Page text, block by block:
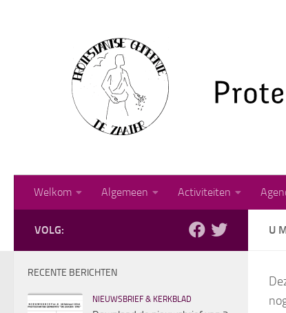
Welkom Algemeen Activiteiten
U
VOLG:
RECENTE BERICHTEN
NIEUWSBRIEF & KERKBLAD